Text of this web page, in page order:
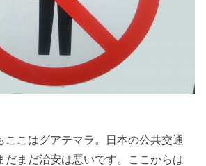
ここはグアテマラ。日本の公共交通
だまだ治安は悪いです。ここからは